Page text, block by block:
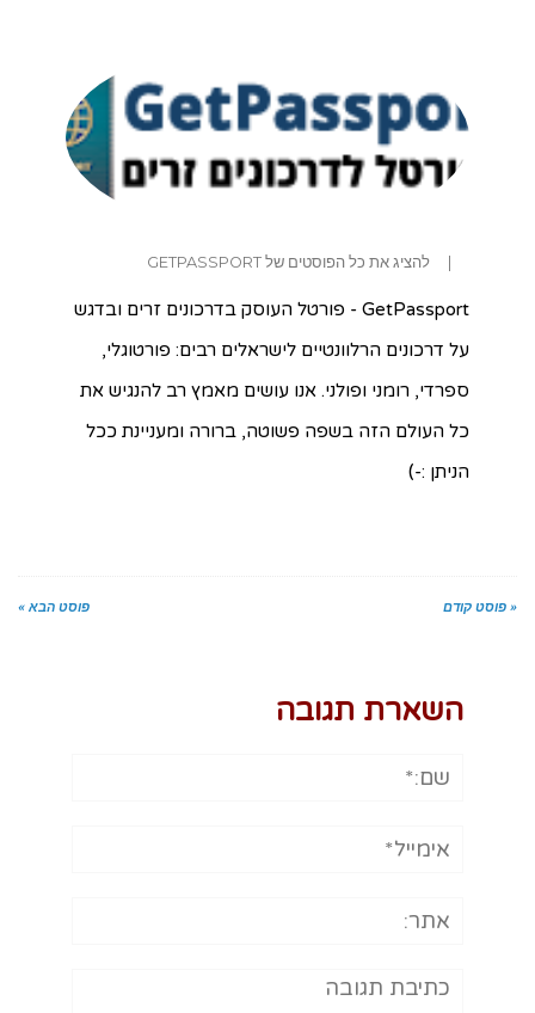
להציג את כל הפוסטים של GETPASSPORT
GetPassport - פורטל העוסק בדרכונים זרים ובדגש
על דרכונים הרלוונטיים לישראלים רבים: פורטוגלי,
ספרדי, רומני ופולני. אנו עושים מאמץ רב להנגיש את
כל העולם הזה בשפה פשוטה, ברורה ומעניינת ככל
הניתן :-)
« פוסט קודם פוסט הבא »
השארת תגובה
תגובה